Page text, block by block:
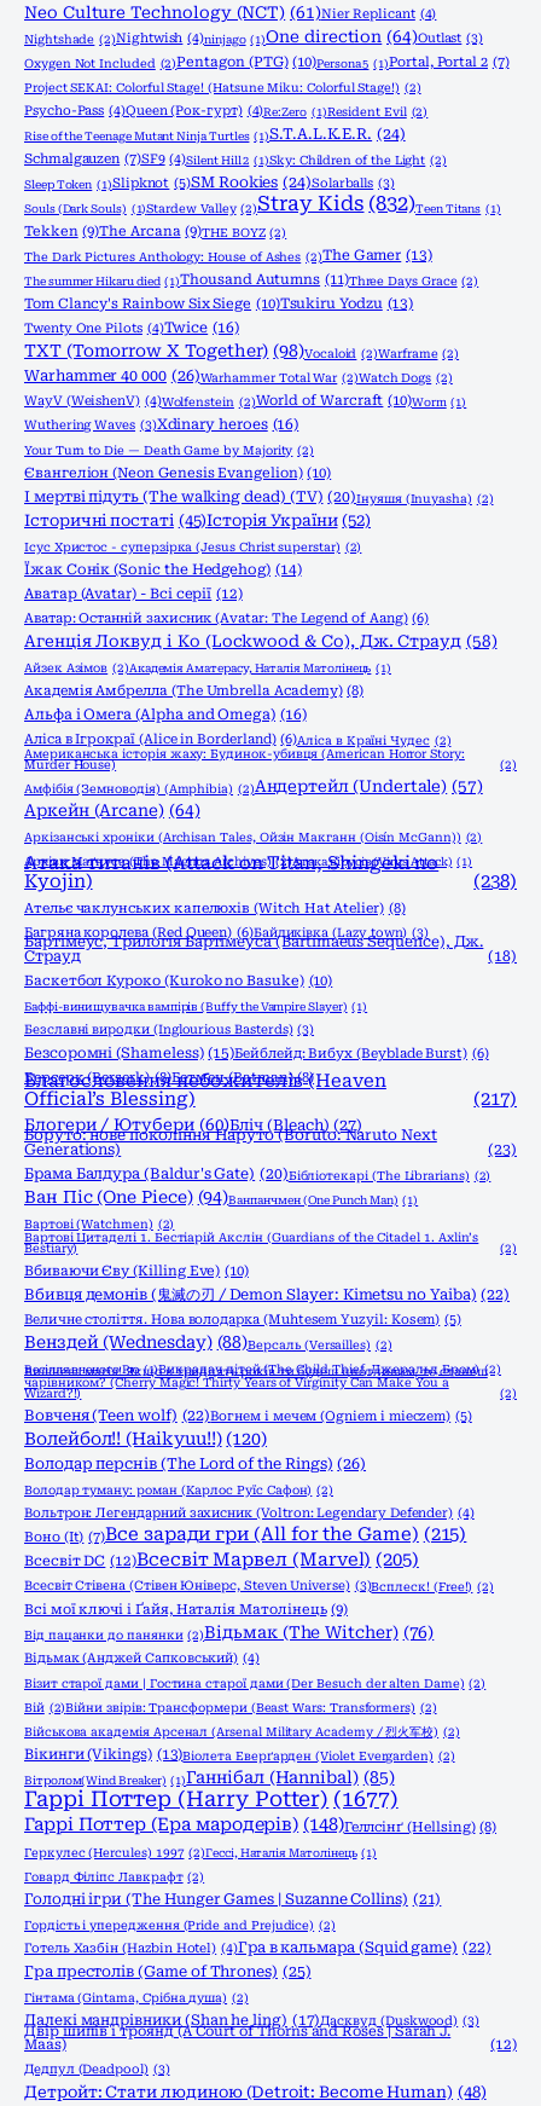
Neo Culture Technology (NCT) (61)Nier Replicant (4)
Nightshade (2)Nightwish (4)ninjago (1)One direction (64)Outlast (3)
Oxygen Not Included (2)Pentagon (PTG) (10)Persona 5 (1)Portal, Portal 2 (7)
Project SEKAI: Colorful Stage! (Hatsune Miku: Colorful Stage!) (2)
Psycho-Pass (4)Queen (Рок-гурт) (4)Re:Zero (1)Resident Evil (2)
Rise of the Teenage Mutant Ninja Turtles (1)S.T.A.L.K.E.R. (24)
Schmalgauzen (7)SF9 (4)Silent Hill 2 (1)Sky: Children of the Light (2)
Sleep Token (1)Slipknot (5)SM Rookies (24)Solarballs (3)
Souls (Dark Souls) (1)Stardew Valley (2)Stray Kids (832)Teen Titans (1)
Tekken (9)The Arcana (9)THE BOYZ (2)
The Dark Pictures Anthology: House of Ashes (2)The Gamer (13)
The summer Hikaru died (1)Thousand Autumns (11)Three Days Grace (2)
Tom Clancy's Rainbow Six Siege (10)Tsukiru Yodzu (13)
Twenty One Pilots (4)Twice (16)
TXT (Tomorrow X Together) (98)Vocaloid (2)Warframe (2)
Warhammer 40 000 (26)Warhammer Total War (2)Watch Dogs (2)
WayV (WeishenV) (4)Wolfenstein (2)World of Warcraft (10)Worm (1)
Wuthering Waves (3)Xdinary heroes (16)
Your Turn to Die — Death Game by Majority (2)
Євангеліон (Neon Genesis Evangelion) (10)
І мертві підуть (The walking dead) (TV) (20)Інуяшя (Inuyasha) (2)
Історичні постаті (45)Історія України (52)
Ісус Христос - суперзірка (Jesus Christ superstar) (2)
Їжак Сонік (Sonic the Hedgehog) (14)
Аватар (Avatar) - Всі серії (12)
Аватар: Останній захисник (Avatar: The Legend of Aang) (6)
Агенція Локвуд і Кo (Lockwood & Co), Дж. Страуд (58)
Айзек Азімов (2)Академія Аматерасу, Наталія Матолінець (1)
Академія Амбрелла (The Umbrella Academy) (8)
Альфа і Омега (Alpha and Omega) (16)
Аліса в Ігрокраї (Alice in Borderland) (6)Аліса в Країні Чудес (2)
Американська історія жаху: Будинок-убивця (American Horror Story:
Murder House)
(2)
Амфібія (Земноводія) (Amphibia) (2)Андертейл (Undertale) (57)
Аркейн (Arcane) (64)
Аркізанські хроніки (Archisan Tales, Ойзін Макганн (Oisín McGann)) (2)
Архіви Маґнуса (The Magnus Archives) (2)Атака вірусів (Virus Attack) (1)
Атака титанів (Attack on Titan, Shingeki no
Kyojin)
(238)
Ательє чаклунських капелюхів (Witch Hat Atelier) (8)
Багряна королева (Red Queen) (6)Байдиківка (Lazy town) (3)
Бартімеус, Трилогія Бартімеуса (Bartimaeus Sequence), Дж.
Страуд
(18)
Баскетбол Куроко (Kuroko no Basuke) (10)
Баффі-винищувачка вампірів (Buffy the Vampire Slayer) (1)
Безславні виродки (Inglourious Basterds) (3)
Безсоромні (Shameless) (15)Бейблейд: Вибух (Beyblade Burst) (6)
Берсерк (Berserk) (8)Бетмен (Batman) (8)
Благословення небожителів (Heaven
Official’s Blessing)
(217)
Блогери / Ютубери (60)Бліч (Bleach) (27)
Боруто: нове покоління Наруто (Boruto: Naruto Next
Generations)
(23)
Брама Балдура (Baldur's Gate) (20)Бібліотекарі (The Librarians) (2)
Ван Піс (One Piece) (94)Ванпанчмен (One Punch Man) (1)
Вартові (Watchmen) (2)
Вартові Цитаделі 1. Бестіарій Акслін (Guardians of the Citadel 1. Axlin’s
Bestiary)
(2)
Вбиваючи Єву (Killing Eve) (10)
Вбивця демонів (鬼滅の刃 / Demon Slayer: Kimetsu no Yaiba) (22)
Величне століття. Нова володарка (Muhtesem Yuzyil: Kosem) (5)
Венздей (Wednesday) (88)Версаль (Versailles) (2)
Весілля вченого Рю (1)Викрадач дітей (The Child Thief, Джеральд Бром) (2)
Вишнева магія! Якщо в тридцять років ти будеш цнотливим, то станеш
чарівником? (Cherry Magic! Thirty Years of Virginity Can Make You a
Wizard?!)
(2)
Вовченя (Teen wolf) (22)Вогнем і мечем (Ogniem i mieczem) (5)
Волейбол!! (Haikyuu!!) (120)
Володар перснів (The Lord of the Rings) (26)
Володар туману: роман (Карлос Руїс Сафон) (2)
Вольтрон: Легендарний захисник (Voltron: Legendary Defender) (4)
Воно (It) (7)Все заради гри (All for the Game) (215)
Всесвіт DC (12)Всесвіт Марвел (Marvel) (205)
Всесвіт Стівена (Стівен Юніверс, Steven Universe) (3)Всплеск! (Free!) (2)
Всі мої ключі і Ґайя, Наталія Матолінець (9)
Від пацанки до панянки (2)Відьмак (The Witcher) (76)
Відьмак (Анджей Сапковський) (4)
Візит старої дами | Гостина старої дами (Der Besuch der alten Dame) (2)
Вій (2)Війни звірів: Трансформери (Beast Wars: Transformers) (2)
Військова академія Арсенал (Arsenal Military Academy / 烈火军校) (2)
Вікинги (Vikings) (13)Віолета Еверґарден (Violet Evergarden) (2)
Вітролом(Wind Breaker) (1)Ганнібал (Hannibal) (85)
Гаррі Поттер (Harry Potter) (1677)
Гаррі Поттер (Ера мародерів) (148)Геллсінґ (Hellsing) (8)
Геркулес (Hercules) 1997 (2)Гессі, Наталія Матолінець (1)
Говард Філіпс Лавкрафт (2)
Голодні ігри (The Hunger Games | Suzanne Collins) (21)
Гордість і упередження (Pride and Prejudice) (2)
Готель Хазбін (Hazbin Hotel) (4)Гра в кальмара (Squid game) (22)
Гра престолів (Game of Thrones) (25)
Гінтама (Gintama, Срібна душа) (2)
Далекі мандрівники (Shan he ling) (17)Дасквуд (Duskwood) (3)
Двір шипів і троянд (A Court of Thorns and Roses | Sarah J.
Maas) (12)
Дедпул (Deadpool) (3)
Детройт: Стати людиною (Detroit: Become Human) (48)